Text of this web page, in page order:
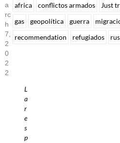
A
Rc
H
7,
2
0
2
2
L
a
r
e
s
p
africa conflictos armados Just
gas
geopolítica guerra
recommendation
refugiados